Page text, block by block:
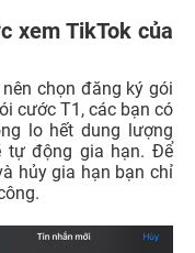
xem TikTok của
chọn đăng ký gói
cước T1, các bạn có
lo hết dung lượng
tự động gia hạn. Để
hủy gia hạn bạn chỉ